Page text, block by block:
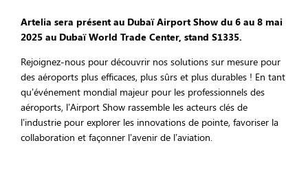
Artelia sera présent au Dubaï Airport Show du 6 au 8 mai
2025 au Dubaï World Trade Center, stand S1335.
Rejoignez-nous pour découvrir nos solutions sur mesure pour
des aéroports plus efficaces, plus sûrs et plus durables ! En tant
qu’événement mondial majeur pour les professionnels des
aéroports, l’Airport Show rassemble les acteurs clés de
l’industrie pour explorer les innovations de pointe, favoriser la
collaboration et façonner l’avenir de l’aviation.